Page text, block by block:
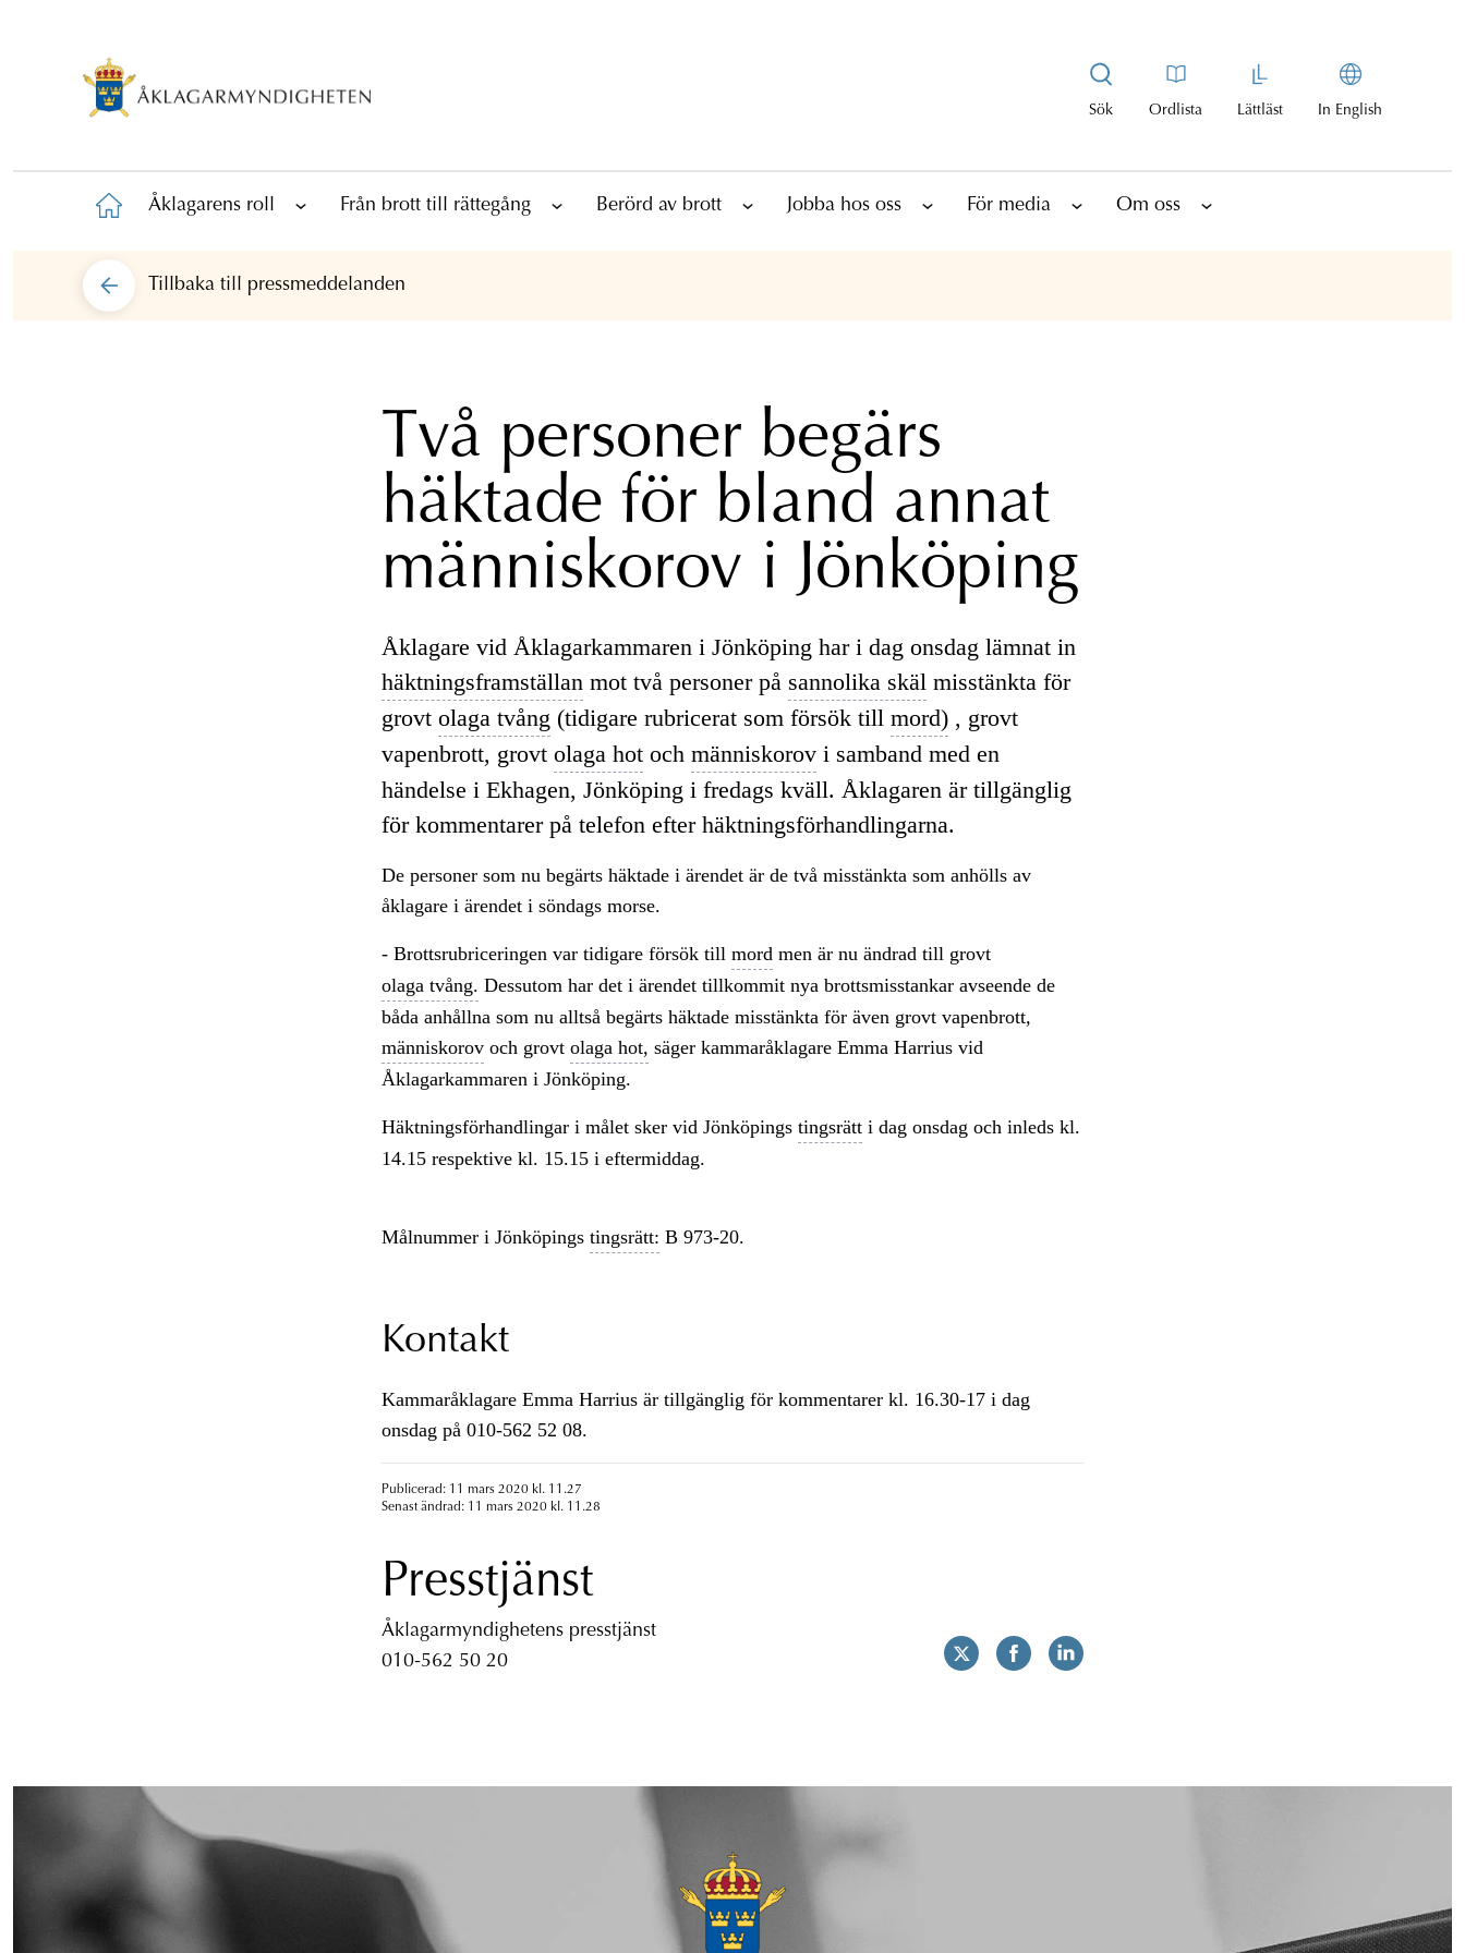
Sök Ordlista Lättläst In English
Åklagarens roll Från brott till rättegång Berörd av brott Jobba hos oss För media Om oss
Tillbaka till pressmeddelanden
Två personer begärs
häktade för bland annat
människorov i Jönköping
Åklagare vid Åklagarkammaren i Jönköping har i dag onsdag lämnat in
häktningsframställan mot två personer på sannolika skäl misstänkta för
grovt olaga tvång (tidigare rubricerat som försök till mord), grovt
vapenbrott, grovt olaga hotoch människorovi samband med en
händelse i Ekhagen, Jönköping i fredags kväll. Åklagaren är tillgänglig
för kommentarer på telefon efter häktningsförhandlingarna.
De personer som nu begärts häktade i ärendet är de två misstänkta som anhölls av
åklagare i ärendet i söndags morse.
- Brottsrubriceringen var tidigare försök till mord men är nu ändrad till grovt
olaga tvång. Dessutom har det i ärendet tillkommit nya brottsmisstankar avseende de
båda anhållna som nu alltså begärts häktade misstänkta för även grovt vapenbrott,
människorovoch grovt olaga hot, säger kammaråklagare Emma Harrius vid
Åklagarkammaren i Jönköping.
Häktningsförhandlingar i målet sker vid Jönköpings tingsrätti dag onsdag och inleds kl.
14.15 respektive kl. 15.15 i eftermiddag.
Målnummer i Jönköpings tingsrätt: B 973-20.
Kontakt
Kammaråklagare Emma Harrius är tillgänglig för kommentarer kl. 16.30-17 i dag
onsdag på 010-562 52 08.
Publicerad: 11 mars 2020 kl. 11.27
Senast ändrad: 11 mars 2020 kl. 11.28
Presstjänst
Åklagarmyndighetens presstjänst
010-562 50 20